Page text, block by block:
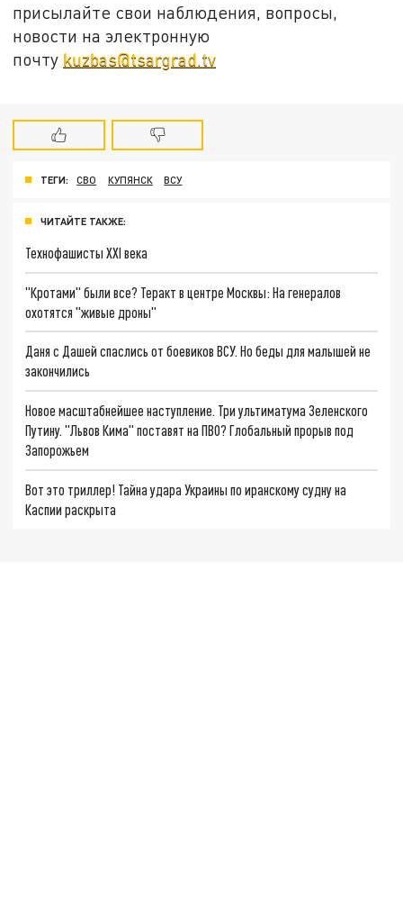
присылайте свои наблюдения, вопросы,
новости на электронную
почту kuzbas@tsargrad.tv
ТЕГИ: СВО КУПЯНСК ВСУ
ЧИТАЙТЕ ТАКЖЕ:
Технофашисты XXI века
"Кротами" были все? Теракт в центре Москвы: На генералов
охотятся "живые дроны"
Даня с Дашей спаслись от боевиков ВСУ. Но беды для малышей не
закончились
Новое масштабнейшее наступление. Три ультиматума Зеленского
Путину. "Львов Кима" поставят на ПВО? Глобальный прорыв под
Запорожьем
Вот это триллер! Тайна удара Украины по иранскому судну на
Каспии раскрыта